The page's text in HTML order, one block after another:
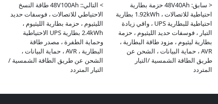
< سابق: 48V40Ah حزمة بطارية
احتياطية للاتصالات ، 1.92kWh بطارية
احتياطية للبطارية UPS ، واقي زيادة
التيار ، فوسفات حديد الليثيوم ، حزمة
بطارية ليثيوم ، مزود طاقة البطارية ،
AVR ، حماية البيانات ، الشحن عن
طريق الطاقة الشمسية /التيار
المتردد
> التالي:: 48V100Ah طاقة النسخ
الاحتياطي للاتصالات ، فوسفات حديد
الليثيوم ، حزمة بطارية الليثيوم ،
2.4kWh بطارية UPS الاحتياطية
وحماية الطفرة ، مصدر طاقة
البطارية ، AVR ، حماية البيانات ،
الشحن عن طريق الطاقة الشمسية /
التيار المتردد